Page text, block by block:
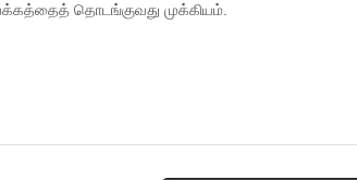
தொடங்குவது முக்கியம்.